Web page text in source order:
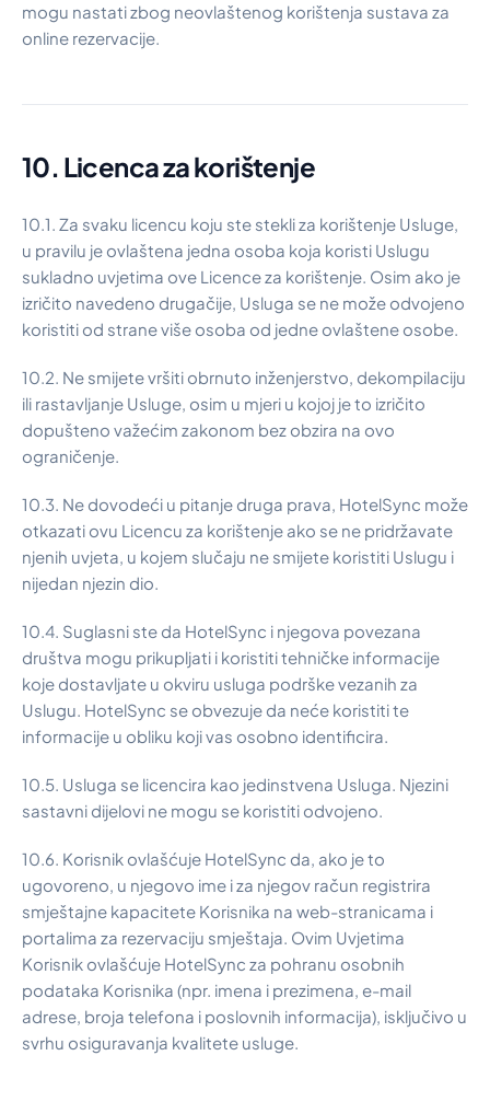
mogu nastati zbog neovlaštenog korištenja sustava za
online rezervacije.
10. Licenca za korištenje
10.1. Za svaku licencu koju ste stekli za korištenje Usluge,
u pravilu je ovlaštena jedna osoba koja koristi Uslugu
sukladno uvjetima ove Licence za korištenje. Osim ako je
izričito navedeno drugačije, Usluga se ne može odvojeno
koristiti od strane više osoba od jedne ovlaštene osobe.
10.2. Ne smijete vršiti obrnuto inženjerstvo, dekompilaciju
ili rastavljanje Usluge, osim u mjeri u kojoj je to izričito
dopušteno važećim zakonom bez obzira na ovo
ograničenje.
10.3. Ne dovodeći u pitanje druga prava, HotelSync može
otkazati ovu Licencu za korištenje ako se ne pridržavate
njenih uvjeta, u kojem slučaju ne smijete koristiti Uslugu i
nijedan njezin dio.
10.4. Suglasni ste da HotelSync i njegova povezana
društva mogu prikupljati i koristiti tehničke informacije
koje dostavljate u okviru usluga podrške vezanih za
Uslugu. HotelSync se obvezuje da neće koristiti te
informacije u obliku koji vas osobno identificira.
10.5. Usluga se licencira kao jedinstvena Usluga. Njezini
sastavni dijelovi ne mogu se koristiti odvojeno.
10.6. Korisnik ovlašćuje HotelSync da, ako je to
ugovoreno, u njegovo ime i za njegov račun registrira
smještajne kapacitete Korisnika na web-stranicama i
portalima za rezervaciju smještaja. Ovim Uvjetima
Korisnik ovlašćuje HotelSync za pohranu osobnih
podataka Korisnika (npr. imena i prezimena, e-mail
adrese, broja telefona i poslovnih informacija), isključivo u
svrhu osiguravanja kvalitete usluge.